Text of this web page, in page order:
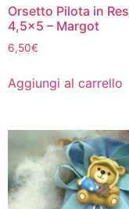
Orsetto Pilota in
4,5×5 – Margot
6,50€
Aggiungi al carrello